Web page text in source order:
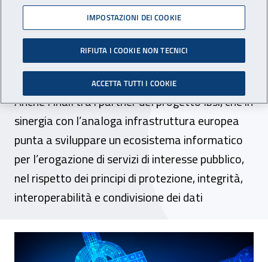
PA digitale, nasce la prima
rete nazionale basata sulla
tecnologia blockchain
Anche l’Inail tra i partner del progetto Ibsi, che in
sinergia con l’analoga infrastruttura europea
punta a sviluppare un ecosistema informatico
per l’erogazione di servizi di interesse pubblico,
nel rispetto dei principi di protezione, integrità,
interoperabilità e condivisione dei dati
PA digitale, nasce la prima rete
IMPOSTAZIONI DEI COOKIE
RIFIUTA I COOKIE NON TECNICI
ACCETTA TUTTI I COOKIE